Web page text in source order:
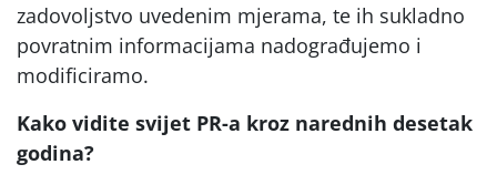
zadovoljstvo uvedenim mjerama, te ih sukladno
povratnim informacijama nadograđujemo i
modificiramo.
Kako vidite svijet PR-a kroz narednih desetak
godina?